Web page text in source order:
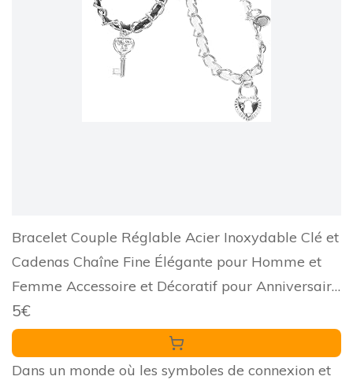
Bracelet Couple Réglable Acier Inoxydable Clé et
Cadenas Chaîne Fine Élégante pour Homme et
Femme Accessoire et Décoratif pour Anniversaire
et Quotidien
5€
Dans un monde où les symboles de connexion et